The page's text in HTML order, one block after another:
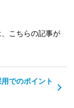
こちらの記事が
でのポイント